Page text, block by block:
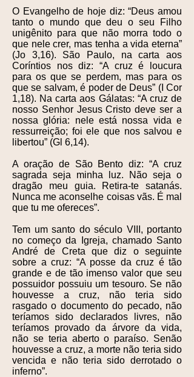
O Evangelho de hoje diz: “Deus amou
tanto o mundo que deu o seu Filho
unigênito para que não morra todo o
que nele crer, mas tenha a vida eterna”
(Jo 3,16). São Paulo, na carta aos
Coríntios nos diz: “A cruz é loucura
para os que se perdem, mas para os
que se salvam, é poder de Deus” (I Cor
1,18). Na carta aos Gálatas: “A cruz de
nosso Senhor Jesus Cristo deve ser a
nossa glória: nele está nossa vida e
ressurreição; foi ele que nos salvou e
libertou” (Gl 6,14).
A oração de São Bento diz: “A cruz
sagrada seja minha luz. Não seja o
dragão meu guia. Retira-te satanás.
Nunca me aconselhe coisas vãs. É mal
que tu me ofereces”.
Tem um santo do século VIII, portanto
no começo da Igreja, chamado Santo
André de Creta que diz o seguinte
sobre a cruz: “A posse da cruz é tão
grande e de tão imenso valor que seu
possuidor possuiu um tesouro. Se não
houvesse a cruz, não teria sido
rasgado o documento do pecado, não
teríamos sido declarados livres, não
teríamos provado da árvore da vida,
não se teria aberto o paraíso. Senão
houvesse a cruz, a morte não teria sido
vencida e não teria sido derrotado o
inferno”.